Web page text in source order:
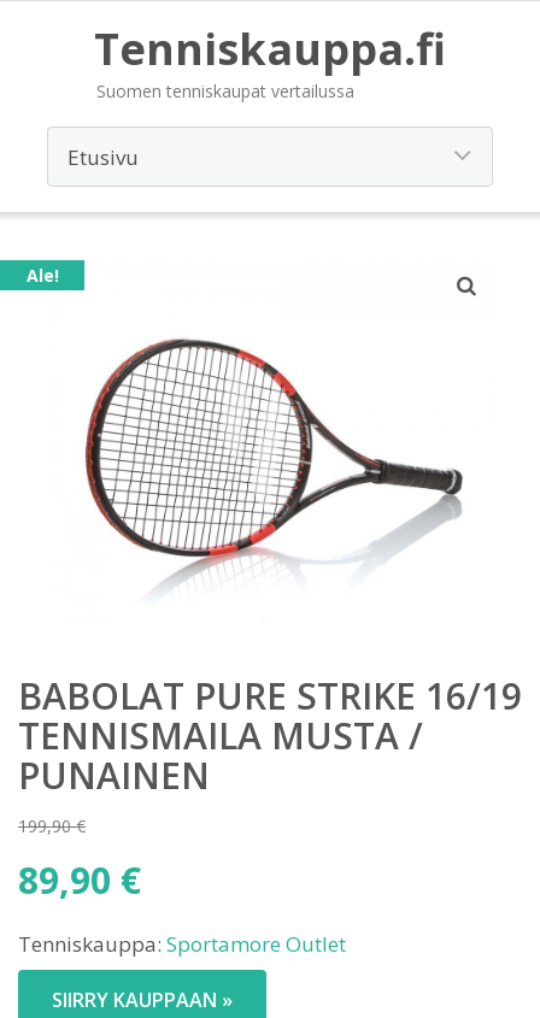
Tenniskauppa.fi
Suomen tenniskaupat vertailussa
Ale!
BABOLAT PURE STRIKE 16/19
TENNISMAILA MUSTA /
PUNAINEN
199,90€
Alkuperäinen
hinta
199,90 €.
89,90 €
hinta
on:
89,90 €.
Tenniskauppa: Sportamore Outlet
SIIRRY KAUPPAAN »